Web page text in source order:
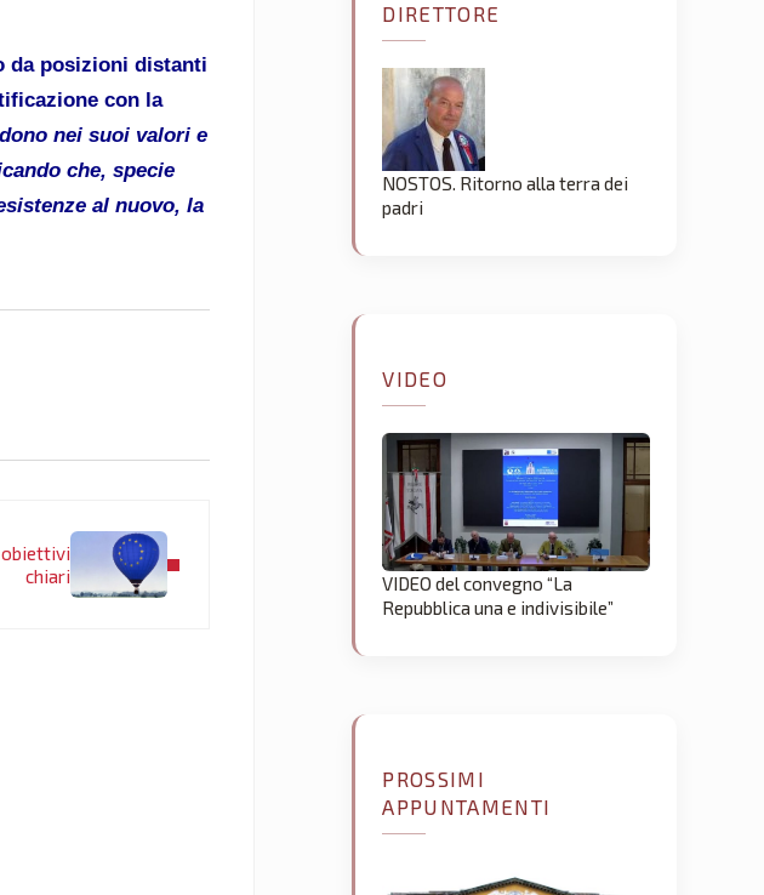
da posizioni distanti
con la
nei suoi valori e
che, specie
al nuovo, la
obiettivi
chiari
DIRETTORE
NOSTOS. Ritorno alla terra dei
padri
VIDEO
VIDEO del convegno “La
Repubblica una e indivisibile”
PROSSIMI
APPUNTAMENTI